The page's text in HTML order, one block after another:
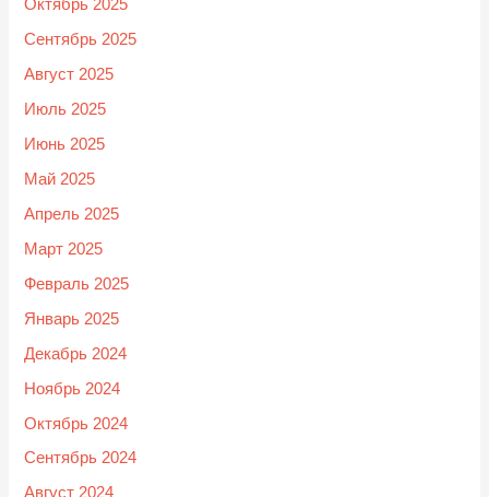
Октябрь 2025
Сентябрь 2025
Август 2025
Июль 2025
Июнь 2025
Май 2025
Апрель 2025
Март 2025
Февраль 2025
Январь 2025
Декабрь 2024
Ноябрь 2024
Октябрь 2024
Сентябрь 2024
Август 2024